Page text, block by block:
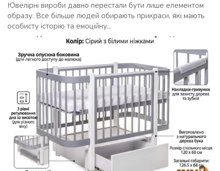
Ювелірні вироби давно перестали бути лише елементом
образу. Все більше людей обирають прикраси, які мають
особисту історію та емоційну...